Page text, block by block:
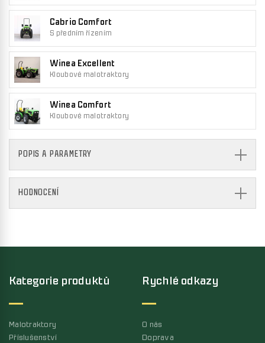
Cabrio Comfort
S předním řízením
Winea Excellent
Kloubové malotraktory
Winea Comfort
Kloubové malotraktory
POPIS A PARAMETRY
HODNOCENÍ
Kategorie produktů
Malotraktory
Příslušenství
Rychlé odkazy
O nás
Doprava